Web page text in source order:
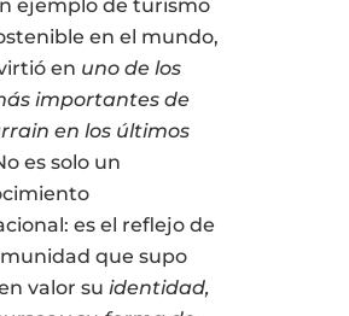
ejemplo de turismo
en el mundo,
en uno de los
importantes de
en los últimos
es solo un
es el reflejo de
que supo
valor su identidad,